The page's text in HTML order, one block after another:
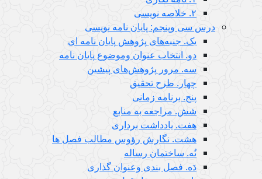
٢. خلاصه نویسی
درس سی وپنجم: پایان نامه نویسی
یک. جنبه‌های پژوهش پایان نامه ای
دو. انتخاب عنوان وموضوع پایان نامه
سه. مرور پژوهش‌های پیشین
چهار. طرح تحقیق
پنج. برنامه زمانی
شش. مراجعه به منابع
هفت. یادداشت برداری
هشت. نگارش رؤوس مطالب فصل ها
نُه. ساختمان رساله
دَه. فصل بندی وعنوان گذاری